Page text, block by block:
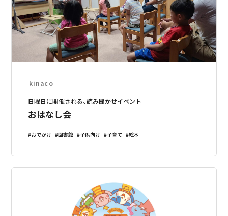
kinaco
日曜日に開催される、読み聞かせイベント
おはなし会
おでかけ 図書館 子供向け 子育て 絵本